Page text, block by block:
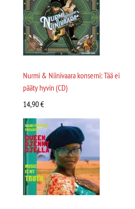
Nurmi & Niinivaara konserni: Tää ei
pääty hyvin (CD)
14,90€